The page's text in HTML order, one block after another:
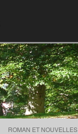
ROMAN ET NOUVELLES